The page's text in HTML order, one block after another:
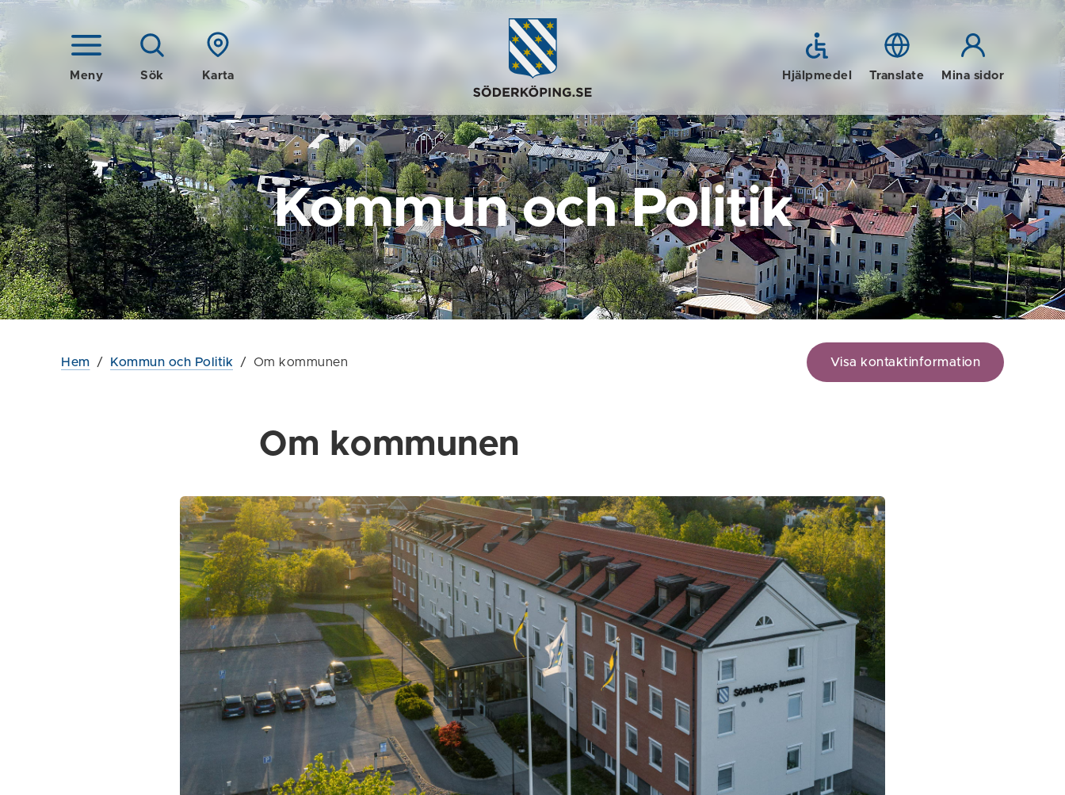
Meny Sök Karta Hjälpmedel Translate Mina sidor
Kommun och Politik
Hem / Kommun och Politik / Om kommunen Visa kontaktinformation
Om kommunen